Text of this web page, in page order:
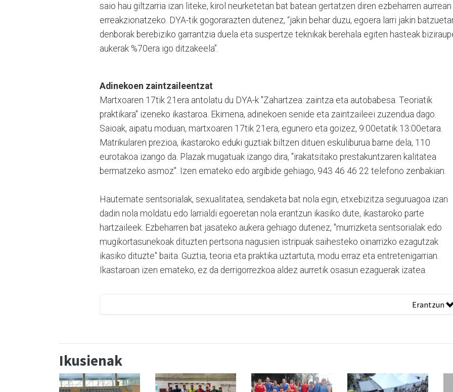
saio hau giltzarria izan liteke, kirol neurketetan bat batean gertatzen diren ezbeharren aurrean
erreakzionatzeko. DYA-tik gogorarazten dutenez, “jakin behar duzu, egoera larri jakin
denborak berebiziko garrantzia duela eta suspertze teknikak berehala egiten hasteak
aukerak %70era igo ditzakeela”.
Adinekoen zaintzaileentzat
Martxoaren 17tik 21era antolatu du DYA-k "Zahartzea: zaintza eta autobabesa. Teoriatik
praktikara" izeneko ikastaroa. Ekimena, adinekoen senide eta zaintzaileei zuzendua dago.
Saioak, aipatu moduan, martxoaren 17tik 21era, egunero eta goizez, 9:00etatik 13:00etara.
Matrikularen prezioa, ikastaroko eduki guztiak biltzen dituen eskuliburua barne dela, 110
eurotakoa izango da. Plazak mugatuak izango dira, "irakatsitako prestakuntzaren kalitatea
bermatzeko asmoz". Izen emateko edo argibide gehiago, 943 46 46 22 telefono zenbakian.
Hautemate sentsorialak, sexualitatea, sendaketa bat nola egin, etxebizitza seguruagoa izan
dadin nola moldatu edo larrialdi egoeretan nola erantzun ikasiko dute, ikastaroko parte
hartzaileek. Ezbeharren bat jasateko aukera gehiago dutenez, "murrizketa sentsorialak edo
mugikortasunekoak dituzten pertsona nagusien istripuak saihesteko oinarrizko ezagutzak
ikasiko dituzte" baita. Guztia, teoria eta praktika uztartuta, modu erraz eta entretenigarrian.
Ikastaroan izen emateko, ez da derrigorrezkoa aldez aurretik osasun ezaguerak izatea.
Erantzun
Ikusienak